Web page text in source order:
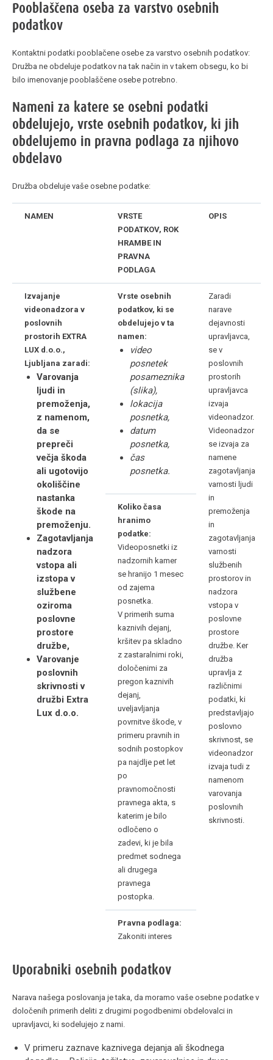
Pooblaščena oseba za varstvo osebnih
podatkov
Kontaktni podatki pooblačene osebe za varstvo osebnih podatkov:
Družba ne obdeluje podatkov na tak način in v takem obsegu, ko bi
bilo imenovanje pooblaščene osebe potrebno.
Nameni za katere se osebni podatki
obdelujejo, vrste osebnih podatkov, ki jih
obdelujemo in pravna podlaga za njihovo
obdelavo
Družba obdeluje vaše osebne podatke:
NAMEN
VRSTE
PODATKOV, ROK
HRAMBE IN
PRAVNA
PODLAGA
OPIS
Izvajanje
videonadzora v
poslovnih
prostorih EXTRA
LUX d.o.o.,
Ljubljana zaradi:
Varovanja
ljudi in
premoženja,
z namenom,
da se
prepreči
večja škoda
ali ugotovijo
okoliščine
nastanka
škode na
premoženju.
Zagotavljanja
nadzora
vstopa ali
izstopa v
službene
oziroma
poslovne
prostore
družbe,
Varovanje
poslovnih
skrivnosti v
družbi Extra
Lux d.o.o.
Vrste osebnih
podatkov, ki se
obdelujejo v ta
namen:
video
posnetek
posameznika
(slika),
lokacija
posnetka,
datum
posnetka,
čas
posnetka.
Zaradi
narave
dejavnosti
upravljavca,
se v
poslovnih
prostorih
upravljavca
izvaja
videonadzor.
Videonadzor
se izvaja za
namene
zagotavljanja
varnosti ljudi
in
premoženja
in
zagotavljanja
varnosti
službenih
prostorov in
nadzora
vstopa v
poslovne
prostore
družbe. Ker
družba
upravlja z
različnimi
podatki, ki
predstavljajo
poslovno
skrivnost, se
videonadzor
izvaja tudi z
namenom
varovanja
poslovnih
skrivnosti.
Koliko časa
hranimo
podatke:
Videoposnetki iz
nadzornih kamer
se hranijo 1 mesec
od zajema
posnetka.
V primerih suma
kaznivih dejanj,
kršitev pa skladno
z zastaralnimi roki,
določenimi za
pregon kaznivih
dejanj,
uveljavljanja
povrnitve škode, v
primeru pravnih in
sodnih postopkov
pa najdlje pet let
po
pravnomočnosti
pravnega akta, s
katerim je bilo
odločeno o
zadevi, ki je bila
predmet sodnega
ali drugega
pravnega
postopka.
Pravna podlaga:
Zakoniti interes
Uporabniki osebnih podatkov
Narava našega poslovanja je taka, da moramo vaše osebne podatke v
določenih primerih deliti z drugimi pogodbenimi obdelovalci in
upravljavci, ki sodelujejo z nami.
V primeru zaznave kaznivega dejanja ali škodnega